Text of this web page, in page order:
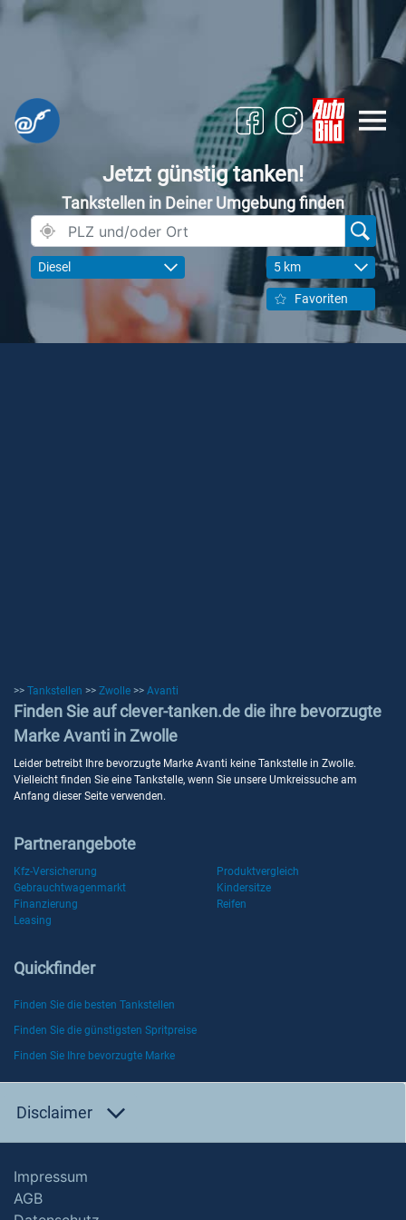
Jetzt günstig tanken!
Tankstellen in Deiner Umgebung finden
Diesel 5 km
Favoriten
>> Tankstellen >> Zwolle >> Avanti
Finden Sie auf clever-tanken.de die ihre bevorzugte
Marke Avanti in Zwolle
Leider betreibt Ihre bevorzugte Marke Avanti keine Tankstelle in Zwolle.
Vielleicht finden Sie eine Tankstelle, wenn Sie unsere Umkreissuche am
Anfang dieser Seite verwenden.
Partnerangebote
Kfz-Versicherung
Produktvergleich
Gebrauchtwagenmarkt
Kindersitze
Finanzierung
Reifen
Leasing
Quickfinder
Finden Sie die besten Tankstellen
Finden Sie die günstigsten Spritpreise
Finden Sie Ihre bevorzugte Marke
Disclaimer
Impressum
AGB